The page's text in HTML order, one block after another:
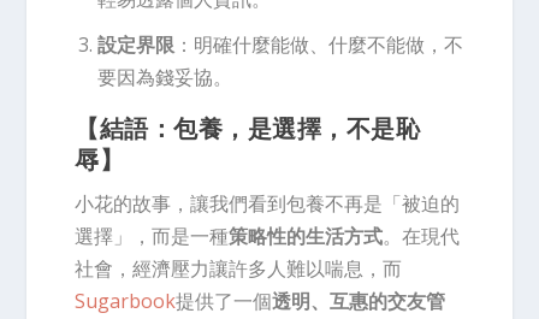
設定界限：明確什麼能做、什麼不能做，不
要因為錢妥協。
【結語：包養，是選擇，不是恥
辱】
小花的故事，讓我們看到包養不再是「被迫的
選擇」，而是一種策略性的生活方式。在現代
社會，經濟壓力讓許多人難以喘息，而
Sugarbook提供了一個透明、互惠的交友管